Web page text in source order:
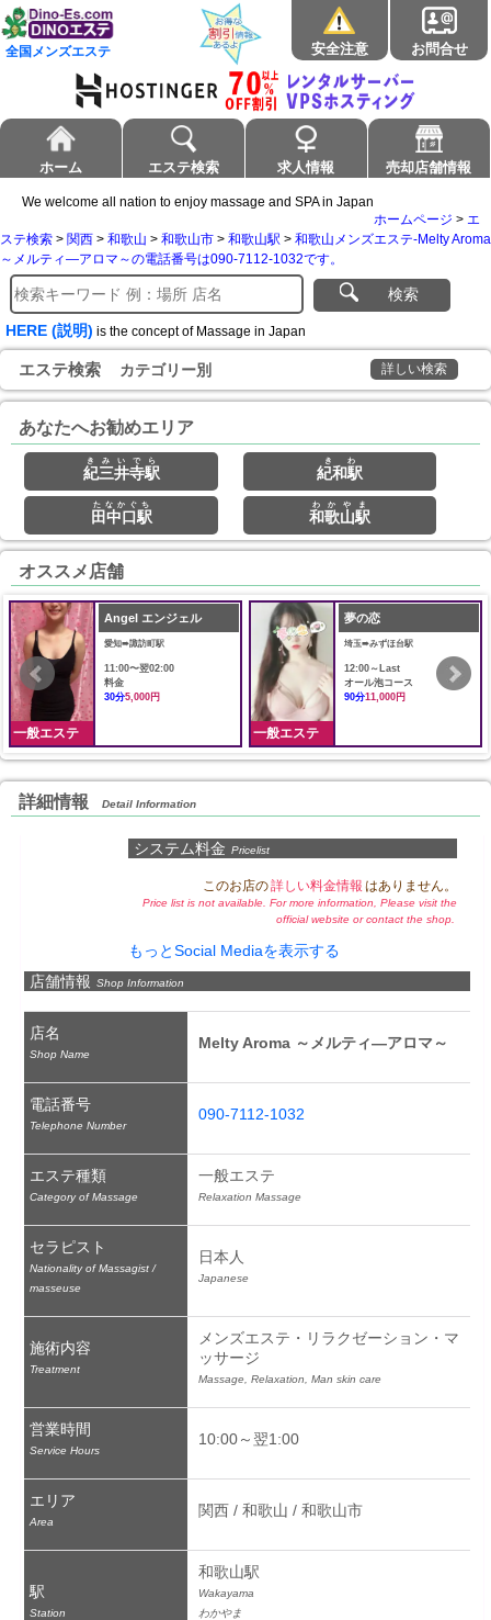
全国メンズエステ 安全注意 お問合せ
ホーム エステ検索 求人情報 売却店舗情報
We welcome all nation to enjoy massage and SPA in Japan
ホームページ > エ
ステ検索 > 関西 > 和歌山 > 和歌山市 > 和歌山駅 > 和歌山メンズエステ-Melty Aroma
～メルティ―アロマ～の電話番号は090-7112-1032です。
検索
HERE (説明) is the concept of Massage in Japan
エステ検索 カテゴリー別 詳しい検索
あなたへお勧めエリア
紀三井寺駅
きみいでら
紀和駅
きわ
田中口駅
たなかぐち
和歌山駅
わかやま
オススメ店舗
一般エステ
Angel エンジェル
愛知➠諏訪町駅
11:00〜翌02:00
料金
30分5,000円
一般エステ
夢の恋
埼玉➠みずほ台駅
12:00～Last
オール泡コース
90分11,000円
詳細情報 Detail Information
システム料金 Pricelist
このお店の詳しい料金情報 はありません。
Price list is not available. For more information, Please visit the
official website or contact the shop.
もっとSocial Mediaを表示する
店舗情報 Shop Information
店名
Shop Name
Melty Aroma ～メルティ―アロマ～
電話番号
Telephone Number
090-7112-1032
エステ種類
Category of Massage
一般エステ
Relaxation Massage
セラピスト
Nationality of Massagist /
masseuse
日本人
Japanese
施術内容
Treatment
メンズエステ・リラクゼーション・マ
ッサージ
Massage, Relaxation, Man skin care
営業時間
Service Hours
10:00～翌1:00
エリア
Area
関西 / 和歌山 / 和歌山市
駅
Station
和歌山駅
Wakayama
わかやま